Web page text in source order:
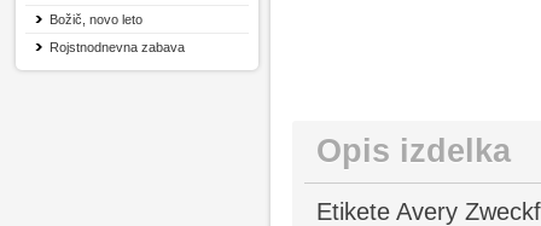
Božič, novo leto
Rojstnodnevna zabava
Opis izdelka
Etikete Avery